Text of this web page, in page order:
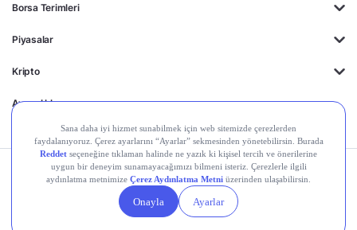
Borsa Terimleri
Piyasalar
Kripto
Ayrıcalıklar
Kişisel Verilerin
Gizlilik
Politikası
Yasal
Duyurular
Çerez